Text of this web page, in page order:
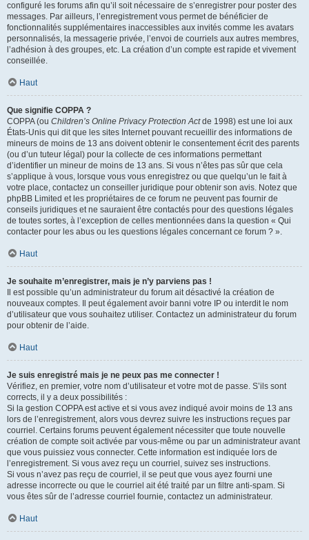
configuré les forums afin qu’il soit nécessaire de s’enregistrer pour poster des
messages. Par ailleurs, l’enregistrement vous permet de bénéficier de
fonctionnalités supplémentaires inaccessibles aux invités comme les avatars
personnalisés, la messagerie privée, l’envoi de courriels aux autres membres,
l’adhésion à des groupes, etc. La création d’un compte est rapide et vivement
conseillée.
Haut
Que signifie COPPA ?
COPPA (ou Children’s Online Privacy Protection Actde 1998) est une loi aux
États-Unis qui dit que les sites Internet pouvant recueillir des informations de
mineurs de moins de 13 ans doivent obtenir le consentement écrit des parents
(ou d’un tuteur légal) pour la collecte de ces informations permettant
d’identifier un mineur de moins de 13 ans. Si vous n’êtes pas sûr que cela
s’applique à vous, lorsque vous vous enregistrez ou que quelqu’un le fait à
votre place, contactez un conseiller juridique pour obtenir son avis. Notez que
phpBB Limited et les propriétaires de ce forum ne peuvent pas fournir de
conseils juridiques et ne sauraient être contactés pour des questions légales
de toutes sortes, à l’exception de celles mentionnées dans la question « Qui
contacter pour les abus ou les questions légales concernant ce forum ? ».
Haut
Je souhaite m’enregistrer, mais je n’y parviens pas !
Il est possible qu’un administrateur du forum ait désactivé la création de
nouveaux comptes. Il peut également avoir banni votre IP ou interdit le nom
d’utilisateur que vous souhaitez utiliser. Contactez un administrateur du forum
pour obtenir de l’aide.
Haut
Je suis enregistré mais je ne peux pas me connecter !
Vérifiez, en premier, votre nom d’utilisateur et votre mot de passe. S’ils sont
corrects, il y a deux possibilités :
Si la gestion COPPA est active et si vous avez indiqué avoir moins de 13 ans
lors de l’enregistrement, alors vous devrez suivre les instructions reçues par
courriel. Certains forums peuvent également nécessiter que toute nouvelle
création de compte soit activée par vous-même ou par un administrateur avant
que vous puissiez vous connecter. Cette information est indiquée lors de
l’enregistrement. Si vous avez reçu un courriel, suivez ses instructions.
Si vous n’avez pas reçu de courriel, il se peut que vous ayez fourni une
adresse incorrecte ou que le courriel ait été traité par un filtre anti-spam. Si
vous êtes sûr de l’adresse courriel fournie, contactez un administrateur.
Haut